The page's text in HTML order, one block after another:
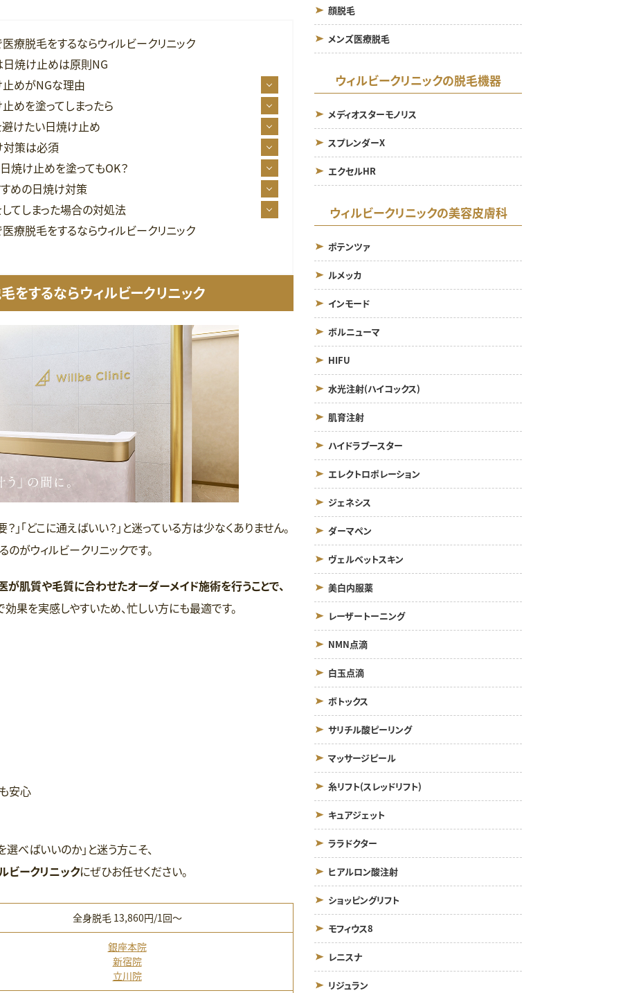
医療脱毛をするならウィルビークリニック
日焼け止めは原則NG
めがNGな理由
めを塗ってしまったら
けたい日焼け止め
策は必須
焼け止めを塗ってもOK？
めの日焼け対策
てしまった場合の対処法
医療脱毛をするならウィルビークリニック
をするならウィルビークリニック
「どこに通えばいい？」と迷っている方は少なくありません。
がウィルビークリニックです。
肌質や毛質に合わせたオーダーメイド施術を行うことで、
果を実感しやすいため、忙しい方にも最適です。
安心
べばいいのか」と迷う方こそ、
ビークリニックにぜひお任せください。
全身脱毛 13,860円/1回〜
銀座本院
新宿院
立川院
顔脱毛
メンズ医療脱毛
ウィルビークリニックの脱毛機器
メディオスターモノリス
スプレンダーX
エクセルHR
ウィルビークリニックの美容皮膚科
ポテンツァ
ルメッカ
インモード
ボルニューマ
HIFU
水光注射(ハイコックス)
肌育注射
ハイドラブースター
エレクトロポレーション
ジェネシス
ダーマペン
ヴェルベットスキン
美白内服薬
レーザートーニング
NMN点滴
白玉点滴
ボトックス
サリチル酸ピーリング
マッサージピール
糸リフト(スレッドリフト)
キュアジェット
ララドクター
ヒアルロン酸注射
ショッピングリフト
モフィウス8
レニスナ
リジュラン